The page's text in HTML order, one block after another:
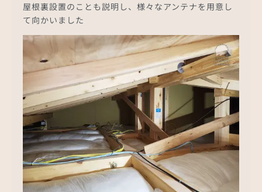
屋根裏設置のことも説明し、様々なアンテナを用意し
て向かいました